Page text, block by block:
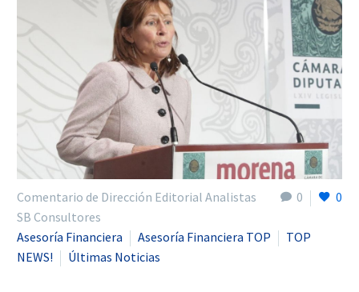
0 0
Comentario de Dirección Editorial Analistas
SB Consultores
Asesoría Financiera
Asesoría Financiera TOP
TOP
NEWS!
Últimas Noticias